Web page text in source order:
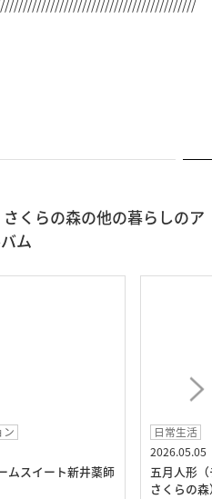
くらの森の他の暮らしのア
ム
ムスイート新井薬師
日常生活
2026.05.05
五月人形
さくらの